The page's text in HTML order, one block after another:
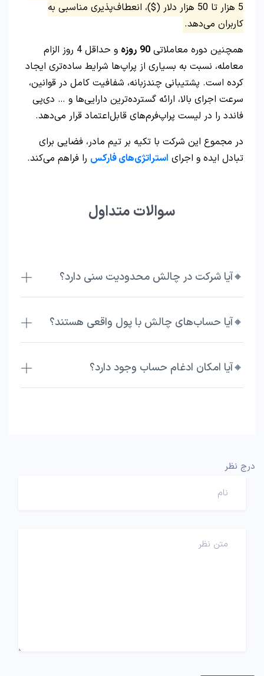
5 هزار تا 50 هزار دلار ($)، انعطاف‌پذیری مناسبی به
کاربران می‌دهد.
همچنین دوره معاملاتی 90 روزه
و حداقل 4 روز الزام
معامله، نسبت به بسیاری از پراپ‌ها شرایط ساده‌تری ایجاد
کرده است. پشتیبانی چندزبانه، شفافیت کامل در قوانین،
سرعت اجرای بالا، ارائه گسترده‌ترین دارایی‌ها و … دی‌پی
فاندد را در لیست پراپ‌فرم‌های قابل‌اعتماد قرار می‌دهد.
در مجموع این شرکت با تکیه بر تیم مادر، فضایی برای
تبادل ایده و اجرای استراتژی‌های فارکس را فراهم می‌کند.
سوالات متداول
🔸آیا شرکت در چالش محدودیت سنی دارد؟
🔸آیا حساب‌های چالش با پول واقعی هستند؟
🔸آیا امکان ادغام حساب وجود دارد؟
درج نظر